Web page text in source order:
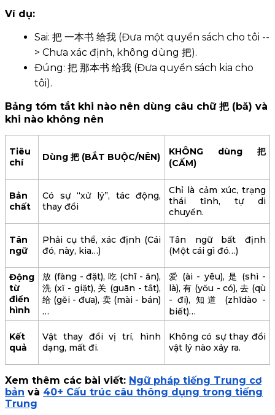
Ví dụ:
Sai: 把 一本书 给我 (Đưa một quyển sách cho tôi --
> Chưa xác định, không dùng 把).
Đúng: 把 那本书 给我 (Đưa quyển sách kia cho
tôi).
Bảng tóm tắt khi nào nên dùng câu chữ 把 (bǎ) và
khi nào không nên
Tiêu
chí
Dùng 把 (BẮT BUỘC/NÊN)
KHÔNG dùng 把
(CẤM)
Bản
chất
Có sự “xử lý”, tác động,
thay đổi
Chỉ là cảm xúc, trạng
thái tĩnh, tự di
chuyển.
Tân
ngữ
Phải cụ thể, xác định (Cái
đó, này, kia…)
Tân ngữ bất định
(Một cái gì đó…)
Động
từ
điển
hình
放 (fàng - đặt), 吃 (chī - ăn),
洗 (xĭ - giặt), 关 (guān - tắt),
给 (gěi - đưa), 卖 (mài - bán)
…
爱 (ài - yêu), 是 (shì -
là), 有 (yŏu - có), 去 (qù
- đi), 知道 (zhīdào -
biết)…
Kết
quả
Vật thay đổi vị trí, hình
dạng, mất đi.
Không có sự thay đổi
vật lý nào xảy ra.
Xem thêm các bài viết: Ngữ pháp tiếng Trung cơ
bản và 40+ Cấu trúc câu thông dụng trong tiếng
Trung